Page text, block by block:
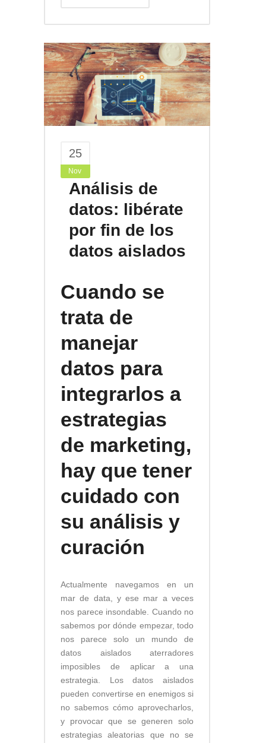
25
Nov
Análisis de
datos: libérate
por fin de los
datos aislados
Cuando se
trata de
manejar
datos para
integrarlos a
estrategias
de marketing,
hay que tener
cuidado con
su análisis y
curación
Actualmente navegamos en un
mar de data, y ese mar a veces
nos parece insondable. Cuando no
sabemos por dónde empezar, todo
nos parece solo un mundo de
datos aislados aterradores
imposibles de aplicar a una
estrategia. Los datos aislados
pueden convertirse en enemigos si
no sabemos cómo aprovecharlos,
y provocar que se generen solo
estrategias aleatorias que no se